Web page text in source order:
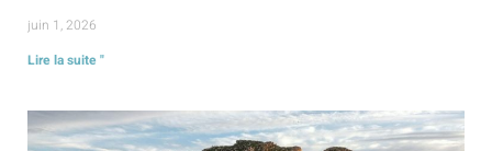
juin 1, 2026
Lire la suite "